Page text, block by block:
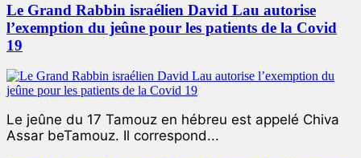
Le Grand Rabbin israélien David Lau autorise
l’exemption du jeûne pour les patients de la Covid
19
Le jeûne du 17 Tamouz en hébreu est appelé Chiva
Assar beTamouz. Il correspond...